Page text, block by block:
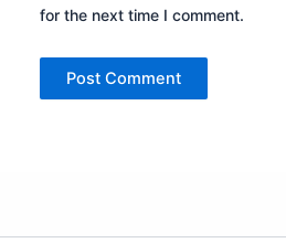
for the next time I comment.